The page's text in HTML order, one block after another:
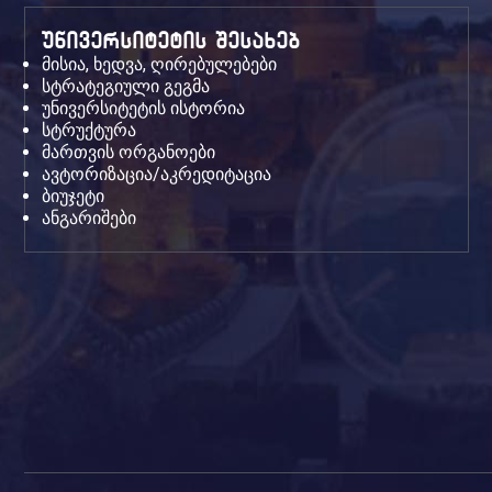
streets
new
york
city.
replication
high
end
luxury
https://valentinoreplica.to
world
უნივერსიტეტის შესახებ
მისია, ხედვა, ღირებულებები
სტრატეგიული გეგმა
უნივერსიტეტის ისტორია
სტრუქტურა
მართვის ორგანოები
ავტორიზაცია/აკრედიტაცია
ბიუჯეტი
ანგარიშები